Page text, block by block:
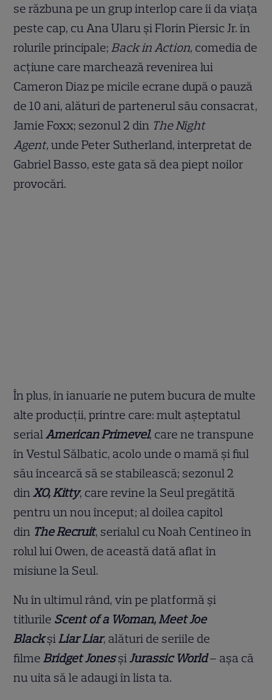
se răzbuna pe un grup interlop care îi da viața
peste cap, cu Ana Ularu și Florin Piersic Jr. în
rolurile principale; Back in Action, comedia de
acțiune care marchează revenirea lui
Cameron Diaz pe micile ecrane după o pauză
de 10 ani, alături de partenerul său consacrat,
Jamie Foxx; sezonul 2 din The Night
Agent,unde Peter Sutherland, interpretat de
Gabriel Basso, este gata să dea piept noilor
provocări.
În plus, în ianuarie ne putem bucura de multe
alte producții, printre care: mult așteptatul
serialAmerican Primevel, care ne transpune
în Vestul Sălbatic, acolo unde o mamă și fiul
său încearcă să se stabilească; sezonul 2
dinXO, Kitty, care revine la Seul pregătită
pentru un nou început; al doilea capitol
din The Recruit, serialul cu Noah Centineo în
rolul lui Owen, de această dată aflat în
misiune la Seul.
Nu în ultimul rând, vin pe platformă și
titlurile Scent of a Woman, Meet Joe
BlackșiLiar Liar, alături de seriile de
filmeBridget JonesșiJurassic World– așa că
nu uita să le adaugi în lista ta.